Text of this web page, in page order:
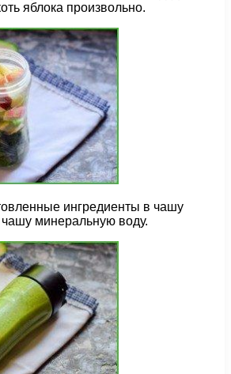
яблока произвольно.
ингредиенты в чашу
минеральную воду.